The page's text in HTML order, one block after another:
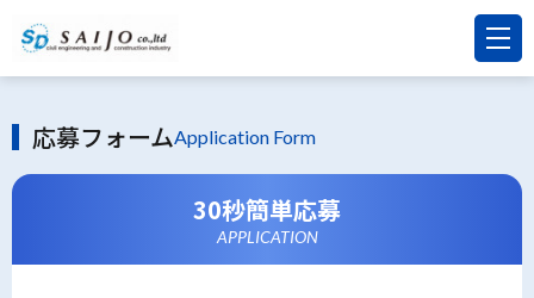
応募フォームApplication Form
30秒簡単応募
APPLICATION